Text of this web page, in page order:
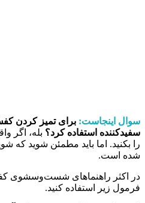
سوال اینجاست: برای تمیز کردن
سفیدکننده استفاده کرد؟ بله، اگر
را بکنید. اما باید مطمئن شوید که
شده است.
در اکثر راهنماهای شست‌وسشوی
فرمول زیر استفاده کنید.